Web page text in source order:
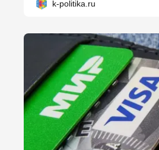
k-politika.ru